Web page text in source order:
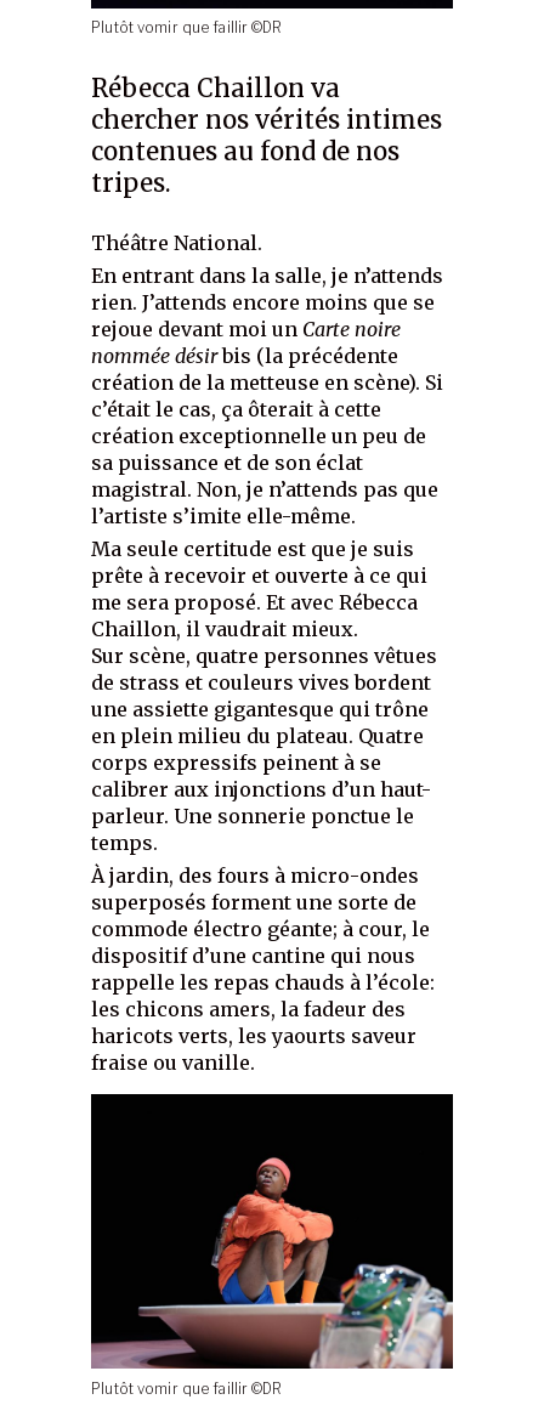
Plutôt vomir que faillir ©DR
Rébecca Chaillon va
chercher nos vérités intimes
contenues au fond de nos
tripes.
Théâtre National.
En entrant dans la salle, je n’attends
rien. J’attends encore moins que se
rejoue devant moi un Carte noire
nommée désirbis (la précédente
création de la metteuse en scène). Si
c’était le cas, ça ôterait à cette
création exceptionnelle un peu de
sa puissance et de son éclat
magistral. Non, je n’attends pas que
l’artiste s’imite elle-même.
Ma seule certitude est que je suis
prête à recevoir et ouverte à ce qui
me sera proposé. Et avec Rébecca
Chaillon, il vaudrait mieux.
Sur scène, quatre personnes vêtues
de strass et couleurs vives bordent
une assiette gigantesque qui trône
en plein milieu du plateau. Quatre
corps expressifs peinent à se
calibrer aux injonctions d’un haut-
parleur. Une sonnerie ponctue le
temps.
À jardin, des fours à micro-ondes
superposés forment une sorte de
commode électro géante; à cour, le
dispositif d’une cantine qui nous
rappelle les repas chauds à l’école:
les chicons amers, la fadeur des
haricots verts, les yaourts saveur
fraise ou vanille.
Plutôt vomir que faillir ©DR